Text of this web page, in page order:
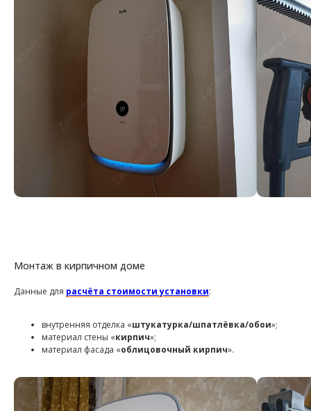
Монтаж в кирпичном доме
Данные для расчёта стоимости установки:
внутренняя отделка «штукатурка/шпатлёвка/обои»;
материал стены «кирпич»;
материал фасада «облицовочный кирпич».